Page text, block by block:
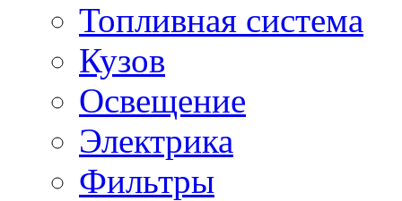
Топливная система
Кузов
Освещение
Электрика
Фильтры